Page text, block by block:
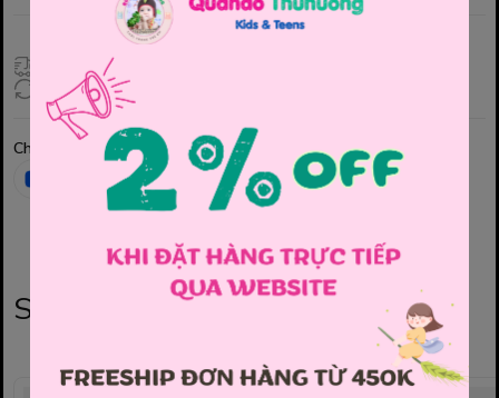
Giao hàng toàn quốc
Đổi hàng 3 ngày (HCM), 7 ngày (Tỉnh)
Chia sẻ
Sản phẩm liên quan